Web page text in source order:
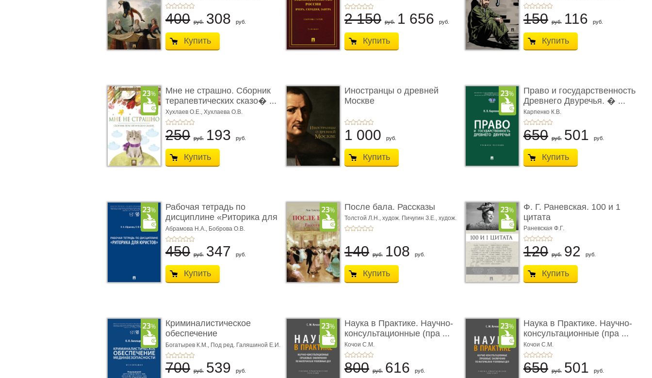
400 руб. 308 руб.
Купить
2 150 руб. 1 656 руб.
Купить
150 руб. 116 руб.
Купить
Мне не страшно. Сборник
терапевтических сказо� ...
Хухлаев О.Е., Хухлаева О.В.
250 руб. 193 руб.
Купить
Иностранцы о древней
Москве
1 000 руб.
Купить
Право и государственность
Древнего Двуречья. � ...
Карпенко К.В.
650 руб. 501 руб.
Купить
Рабочая тетрадь по
дисциплине «Риторика для
ю� ...
Абрамова Н.А., Боброва О.В.
450 руб. 347 руб.
Купить
После бала. Рассказы
Толстой Л.Н., худож. Пичугин З.Е., худож.
Лебедев А.И.,
140 руб. 108 руб.
Купить
Ф. Г. Раневская. 100 и 1
цитата
Раневская Ф.Г.
120 руб. 92 руб.
Купить
Криминалистическое
обеспечение
медиабезопас� ...
Богатырев К.М., Под ред. Галяшиной Е.И.
700 руб. 539 руб.
Наука в Практике. Научно-
консультационные (пра ...
Кочои С.М.
800 руб. 616 руб.
Наука в Практике. Научно-
консультационные (пра ...
Кочои С.М.
650 руб. 501 руб.